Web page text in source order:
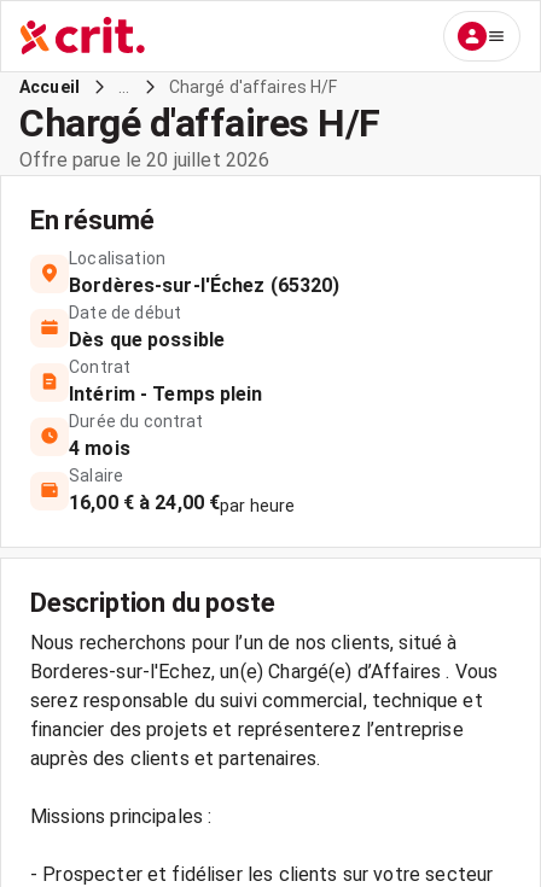
Accueil Chargé d'affaires H/F
Chargé d'affaires H/F
Offre parue le 20 juillet 2026
En résumé
Localisation
Bordères-sur-l'Échez (65320)
Date de début
Dès que possible
Contrat
Intérim - Temps plein
Durée du contrat
4 mois
Salaire
16,00 € à 24,00 €par heure
Description du poste
Nous recherchons pour l’un de nos clients, situé à
Borderes-sur-l'Echez, un(e) Chargé(e) d’Affaires . Vous
serez responsable du suivi commercial, technique et
financier des projets et représenterez l’entreprise
auprès des clients et partenaires.
Missions principales :
- Prospecter et fidéliser les clients sur votre secteur